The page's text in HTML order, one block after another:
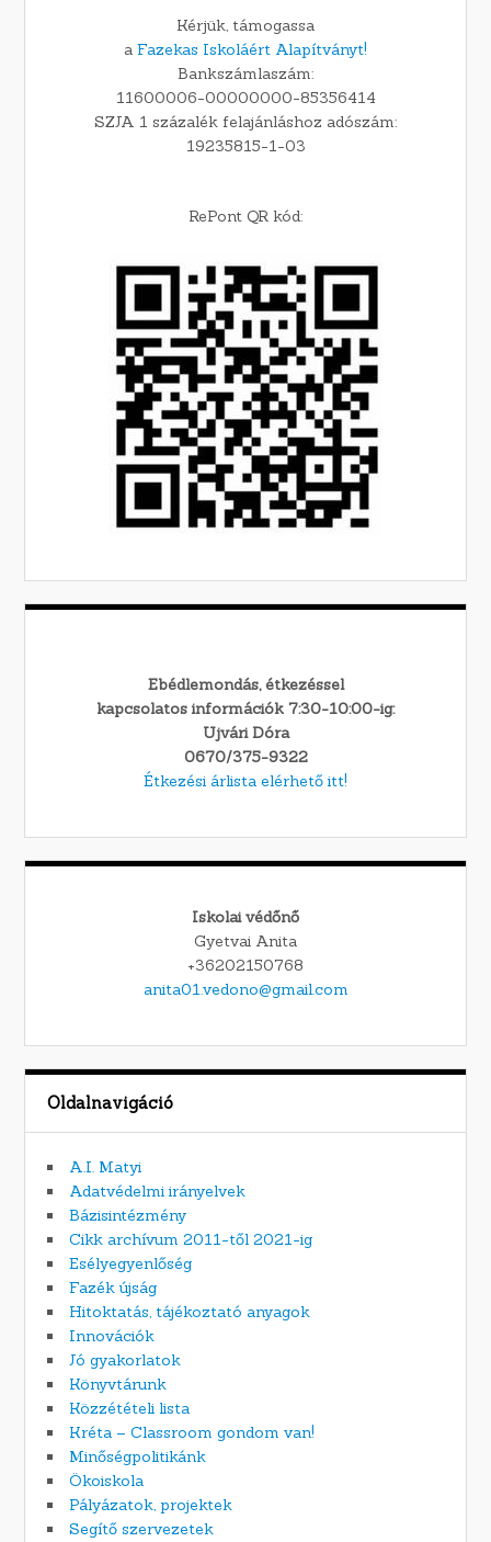
Kérjük, támogassa
a Fazekas Iskoláért Alapítványt!
Bankszámlaszám:
11600006-00000000-85356414
SZJA 1 százalék felajánláshoz adószám:
19235815-1-03
RePont QR kód:
Ebédlemondás, étkezéssel
kapcsolatos információk 7:30-10:00-ig:
Ujvári Dóra
0670/375-9322
Étkezési árlista elérhető itt!
Iskolai védőnő
Gyetvai Anita
+36202150768
anita01.vedono@gmail.com
Oldalnavigáció
A.I. Matyi
Adatvédelmi irányelvek
Bázisintézmény
Cikk archívum 2011-től 2021-ig
Esélyegyenlőség
Fazék újság
Hitoktatás, tájékoztató anyagok
Innovációk
Jó gyakorlatok
Könyvtárunk
Közzétételi lista
Kréta – Classroom gondom van!
Minőségpolitikánk
Ökoiskola
Pályázatok, projektek
Segítő szervezetek